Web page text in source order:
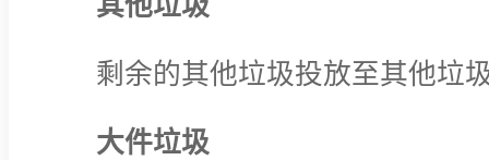
剩余的其他垃圾投放至其他垃
大件垃圾